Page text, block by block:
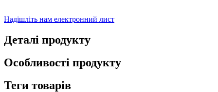
Надішліть нам електронний лист
Деталі продукту
Особливості продукту
Теги товарів